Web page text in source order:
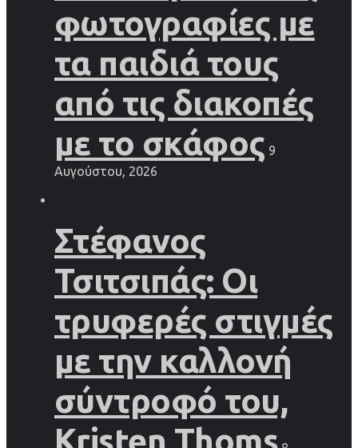
φωτογραφίες με
τα παιδιά τους
από τις διακοπές
με το σκάφος 9
Αυγούστου, 2026
Στέφανος
Τσιτσιπάς: Οι
τρυφερές στιγμές
με την καλλονή
σύντροφό του,